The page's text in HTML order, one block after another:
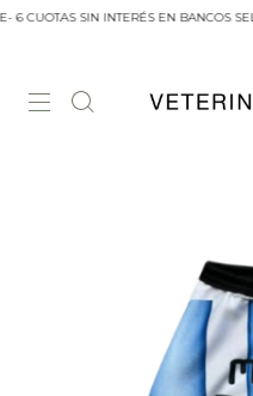
SIN INTERÉS EN BANCOS